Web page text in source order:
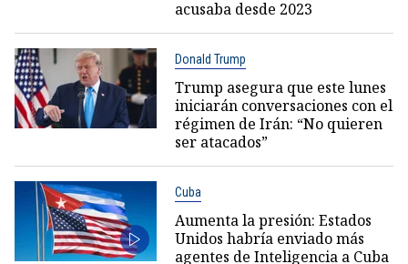
acusaba desde 2023
Donald Trump
Trump asegura que este lunes
iniciarán conversaciones con el
régimen de Irán: “No quieren
ser atacados”
Cuba
Aumenta la presión: Estados
Unidos habría enviado más
agentes de Inteligencia a Cuba